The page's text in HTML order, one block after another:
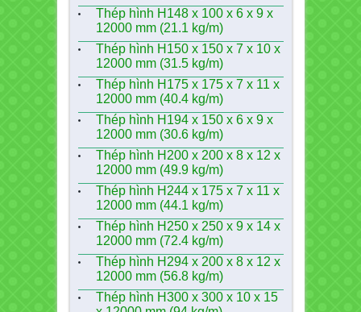
Thép hình H148 x 100 x 6 x 9 x
12000 mm (21.1 kg/m)
Thép hình H150 x 150 x 7 x 10 x
12000 mm (31.5 kg/m)
Thép hình H175 x 175 x 7 x 11 x
12000 mm (40.4 kg/m)
Thép hình H194 x 150 x 6 x 9 x
12000 mm (30.6 kg/m)
Thép hình H200 x 200 x 8 x 12 x
12000 mm (49.9 kg/m)
Thép hình H244 x 175 x 7 x 11 x
12000 mm (44.1 kg/m)
Thép hình H250 x 250 x 9 x 14 x
12000 mm (72.4 kg/m)
Thép hình H294 x 200 x 8 x 12 x
12000 mm (56.8 kg/m)
Thép hình H300 x 300 x 10 x 15